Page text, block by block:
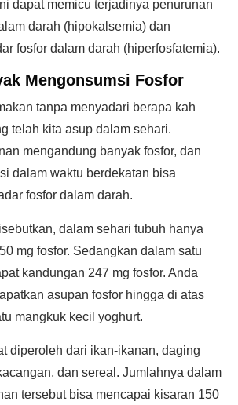
dapat memicu terjadinya penurunan
darah (hipokalsemia) dan
fosfor dalam darah (hiperfosfatemia).
Mengonsumsi Fosfor
tanpa menyadari berapa kah
telah kita asup dalam sehari.
mengandung banyak fosfor, dan
dalam waktu berdekatan bisa
fosfor dalam darah.
dalam sehari tubuh hanya
mg fosfor. Sedangkan dalam satu
kandungan 247 mg fosfor. Anda
asupan fosfor hingga di atas
mangkuk kecil yoghurt.
diperoleh dari ikan-ikanan, daging
dan sereal. Jumlahnya dalam
tersebut bisa mencapai kisaran 150